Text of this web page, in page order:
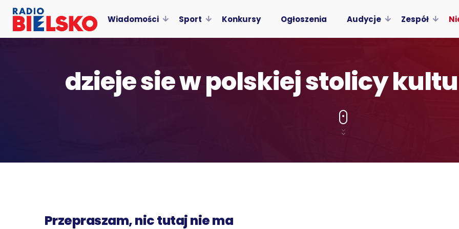
Wiadomości Sport Konkursy Ogłoszenia Audycje Zespół
dzieje sie w polskiej stolicy
Przepraszam, nic tutaj nie ma